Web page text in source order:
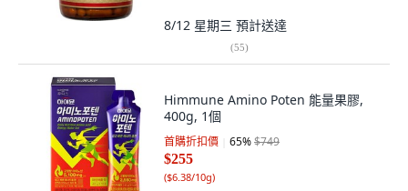
8/12 星期三 預計送達
(55)
Himmune Amino Poten 能量果膠,
400g, 1個
首購折扣價 65%$749
$255
($6.38/10g)